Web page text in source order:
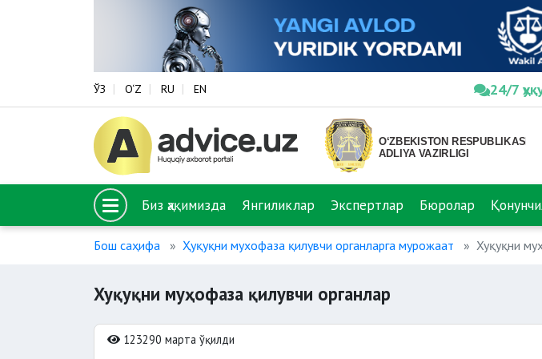
ЎЗ O‘Z RU EN 24/7
Биз ҳақимизда Янгиликлар Экспертлар Бюролар
Бош саҳифа Ҳуқуқни мухофаза қилувчи органларга мурожаат Хуқуқни
Хуқуқни муҳофаза қилувчи органлар
123290 марта ўқилди